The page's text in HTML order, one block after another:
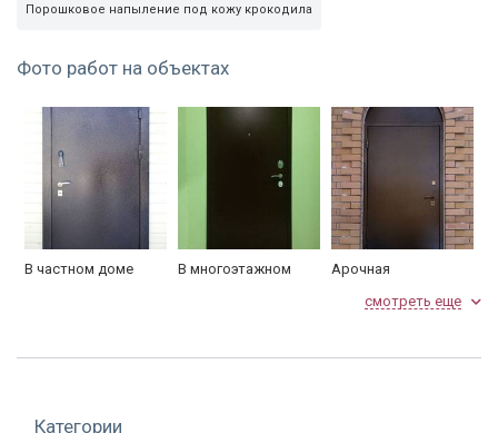
ассортименте, ручки
«ARMADILLO» в ассортименте
Личина «Апекс» 70 мм, ключ-ключ
Внешн. сторона
Порошковое напыление, цвет
Декоративная панель МДФ
Порошковое напыление под кожу крокодила
Фото работ на объектах
В частном доме
В многоэтажном
Арочная
смотреть еще
Категории